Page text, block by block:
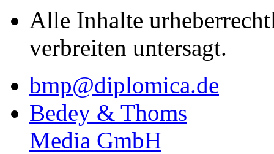
Alle Inhalte
verbreiten untersagt.
bmp@diplomica.de
Bedey & Thoms
Media GmbH